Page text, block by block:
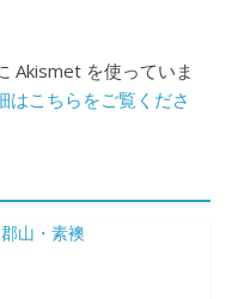
Akismet を使っていま
はこちらをご覧くださ